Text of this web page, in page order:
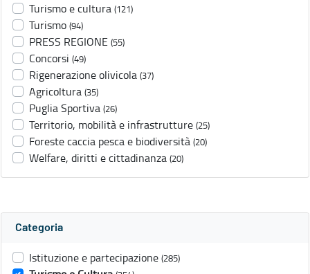
Turismo e cultura (121)
Turismo (94)
PRESS REGIONE (55)
Concorsi (49)
Rigenerazione olivicola (37)
Agricoltura (35)
Puglia Sportiva (26)
Territorio, mobilità e infrastrutture (25)
Foreste caccia pesca e biodiversità (20)
Welfare, diritti e cittadinanza (20)
Categoria
Istituzione e partecipazione (285)